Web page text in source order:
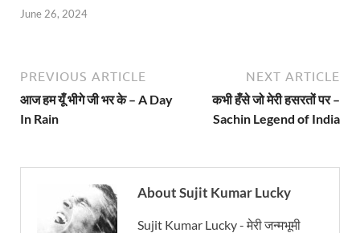
June 26, 2024
PREVIOUS ARTICLE
आज हम यूँ भीगे जी भर के – A Day
In Rain
NEXT ARTICLE
कभी हँसे जो मेरी हसरतों पर –
Sachin Legend of India
About Sujit Kumar Lucky
Sujit Kumar Lucky - मेरी जन्मभूमी